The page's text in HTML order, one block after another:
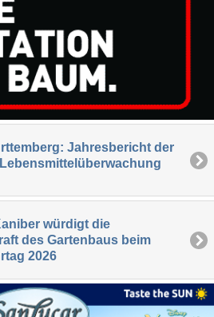
Jahresbericht der
würdigt die
des Gartenbaus beim
2026